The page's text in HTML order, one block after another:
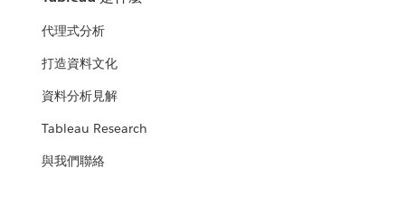
代理式分析
打造資料文化
資料分析見解
Tableau Research
與我們聯絡